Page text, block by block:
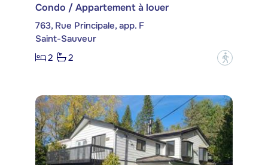
Condo / Appartement à louer
763, Rue Principale, app. F
Saint-Sauveur
2
2 ?